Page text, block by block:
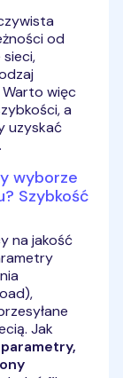
od
więc
a
uzyskać
wyborze
Szybkość
na jakość
Jak